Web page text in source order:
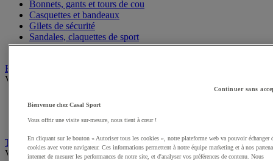
Bonnets, gants et tours de cou
Casquettes et bandeaux
Gilets de sécurité
Sandales, claquettes de sport
Serviettes de sport, peignoirs
Bagagerie
Voir tous les produits
Sacs de sport
Sacoches et porte-documents
Textile Multisport
Voir tous les produits
Continuer sans
Bienvenue chez Casal Sport
Vous offrir une visite sur-mesure, nous tient à cœur !
En cliquant sur le bouton « Autoriser tous les cookies », notre plateforme web va pouvoir échanger
cookies avec votre navigateur. Ces informations permettent à notre équipe marketing et à nos
internet de mesurer les performances de notre site, et d'analyser vos préférences de contenu. Nous